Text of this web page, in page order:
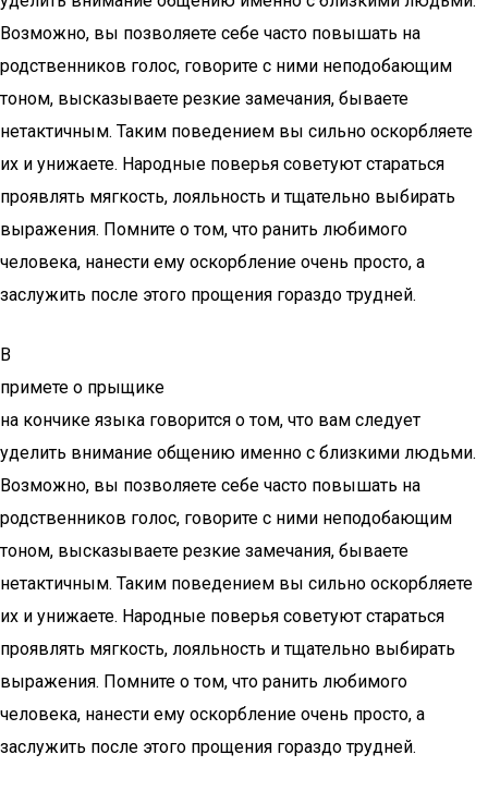
Возможно, вы позволяете себе часто повышать на
родственников голос, говорите с ними неподобающим
тоном, высказываете резкие замечания, бываете
нетактичным. Таким поведением вы сильно оскорбляете
их и унижаете. Народные поверья советуют стараться
проявлять мягкость, лояльность и тщательно выбирать
выражения. Помните о том, что ранить любимого
человека, нанести ему оскорбление очень просто, а
заслужить после этого прощения гораздо трудней.
В
примете о прыщике
на кончике языка говорится о том, что вам следует
уделить внимание общению именно с близкими людьми.
Возможно, вы позволяете себе часто повышать на
родственников голос, говорите с ними неподобающим
тоном, высказываете резкие замечания, бываете
нетактичным. Таким поведением вы сильно оскорбляете
их и унижаете. Народные поверья советуют стараться
проявлять мягкость, лояльность и тщательно выбирать
выражения. Помните о том, что ранить любимого
человека, нанести ему оскорбление очень просто, а
заслужить после этого прощения гораздо трудней.